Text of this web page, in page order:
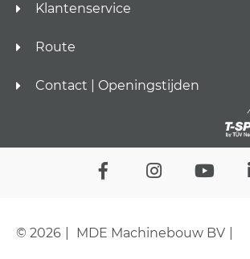
Klantenservice
Route
Contact | Openingstijden
© 2026 MDE Machinebouw BV